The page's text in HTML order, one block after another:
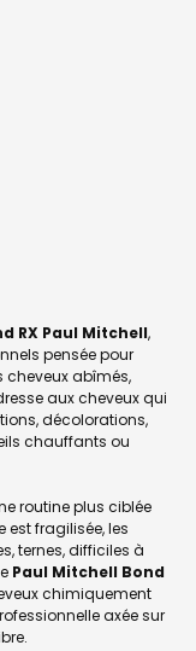
RX Paul Mitchell,
pensée pour
cheveux abîmés,
aux cheveux qui
décolorations,
chauffants ou
routine plus ciblée
est fragilisée, les
ternes, difficiles à
Paul Mitchell Bond
chimiquement
axée sur